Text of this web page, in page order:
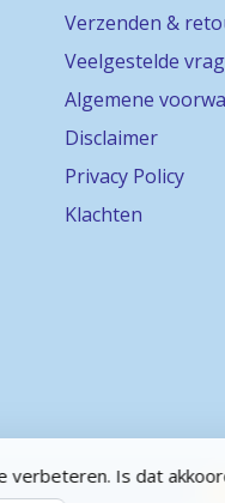
verbeteren. Is dat
Verzenden &
Veelgestelde
Algemene
Disclaimer
Privacy Policy
Klachten